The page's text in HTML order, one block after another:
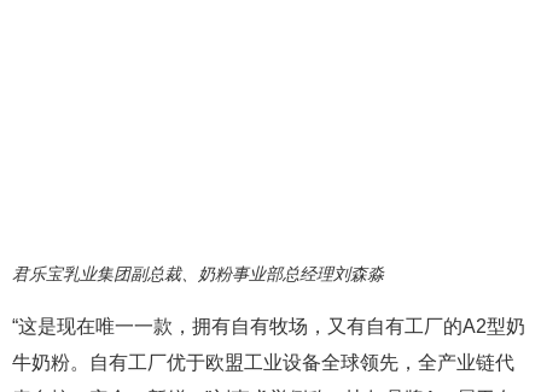
君乐宝乳业集团副总裁、奶粉事业部总经理刘森淼
“这是现在唯一一款，拥有自有牧场，又有自有工厂的A2型奶
牛奶粉。自有工厂优于欧盟工业设备全球领先，全产业链代